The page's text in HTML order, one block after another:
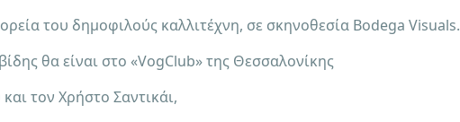
του δημοφιλούς καλλιτέχνη, σε σκηνοθεσία Bodega Visuals.
θα είναι στο «VogClub» της Θεσσαλονίκης
τον Χρήστο Σαντικάι,